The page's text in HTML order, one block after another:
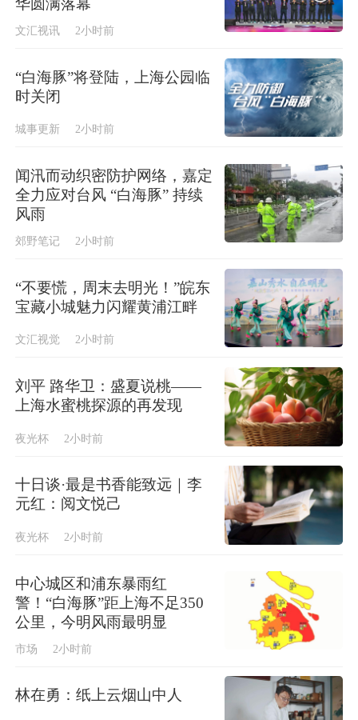
华圆满落幕
文汇视讯 2小时前
“白海豚”将登陆，上海公园临
时关闭
城事更新 2小时前
闻汛而动织密防护网络，嘉定
全力应对台风 “白海豚” 持续
风雨
郊野笔记 2小时前
“不要慌，周末去明光！”皖东
宝藏小城魅力闪耀黄浦江畔
文汇视觉 2小时前
刘平 路华卫：盛夏说桃——
上海水蜜桃探源的再发现
夜光杯 2小时前
十日谈·最是书香能致远｜李
元红：阅文悦己
夜光杯 2小时前
中心城区和浦东暴雨红
警！“白海豚”距上海不足350
公里，今明风雨最明显
市场 2小时前
林在勇：纸上云烟山中人